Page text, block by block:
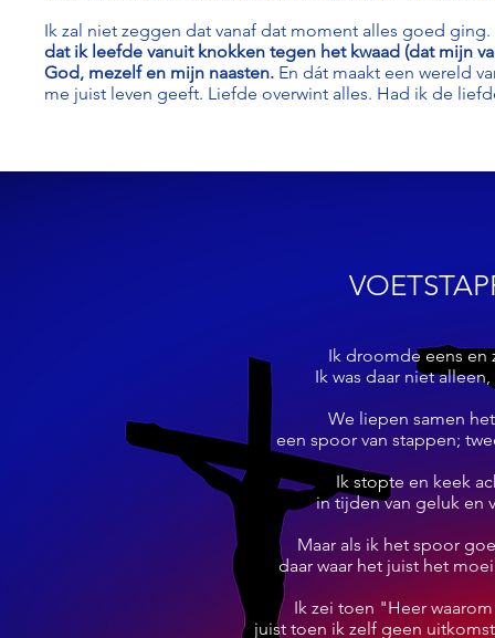
Ik zal niet zeggen dat vanaf dat moment alles goed
dat ik leefde vanuit knokken tegen het kwaad (dat mijn
God, mezelf en mijn naasten. En dát maakt een wereld
me juist leven geeft. Liefde overwint alles. Had ik de
Ik droomde eens en
Ik was daar niet
We liepen samen
een spoor van stappen;
Ik stopte en keek
in tijden van geluk en
Maar als ik het spoor
daar waar het juist het
Ik zei toen "Heer
juist toen ik zelf geen